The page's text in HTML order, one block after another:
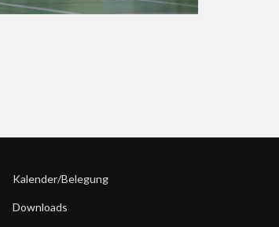
Kalender/Belegung
Downloads